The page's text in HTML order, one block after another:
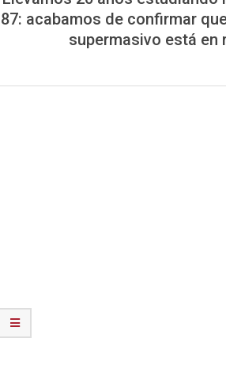
87: acabamos de confirmar
supermasivo está en